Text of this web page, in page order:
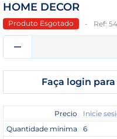
HOME DECOR
Produto Esgotado Ref:
Faça login
Precio
Inicie
Quantidade mínima
6